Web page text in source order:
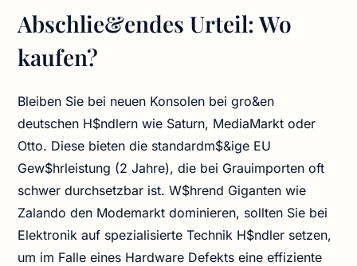
Abschlie&endes Urteil: Wo
kaufen?
Bleiben Sie bei neuen Konsolen bei gro&en
deutschen H$ndlern wie Saturn, MediaMarkt oder
Otto. Diese bieten die standardm$&ige EU
Gew$hrleistung (2 Jahre), die bei Grauimporten oft
schwer durchsetzbar ist. W$hrend Giganten wie
Zalando den Modemarkt dominieren, sollten Sie bei
Elektronik auf spezialisierte Technik H$ndler setzen,
um im Falle eines Hardware Defekts eine effiziente